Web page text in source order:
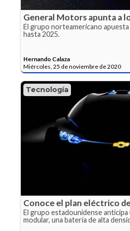
General Motors apunta a
El grupo norteamericano
hasta 2025.
Hernando Calaza
Miércoles, 25 de noviembre de 2020
Tecnología
Conoce el plan eléctrico
El grupo estadounidense
modular, una batería de alta